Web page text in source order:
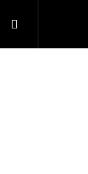
Nákupní